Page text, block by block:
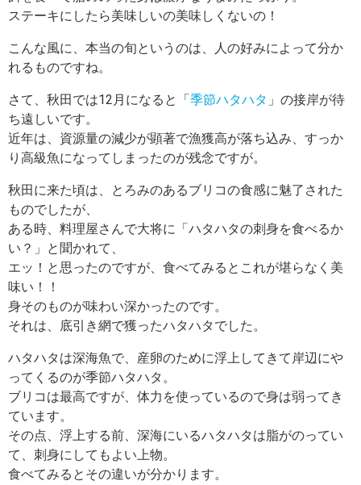
ステーキにしたら美味しいの美味しくないの！
こんな風に、本当の旬というのは、人の好みによって分か
れるものですね。
さて、秋田では12月になると「 季節ハタハタ 」の接岸が待
ち遠しいです。
近年は、資源量の減少が顕著で漁獲高が落ち込み、すっか
り高級魚になってしまったのが残念ですが。
秋田に来た頃は、とろみのあるブリコの食感に魅了された
ものでしたが、
ある時、料理屋さんで大将に「ハタハタの刺身を食べるか
い？」と聞かれて、
エッ！と思ったのですが、食べてみるとこれが堪らなく美
味い！！
身そのものが味わい深かったのです。
それは、底引き網で獲ったハタハタでした。
ハタハタは深海魚で、産卵のために浮上してきて岸辺にや
ってくるのが季節ハタハタ。
ブリコは最高ですが、体力を使っているので身は弱ってき
ています。
その点、浮上する前、深海にいるハタハタは脂がのってい
て、刺身にしてもよい上物。
食べてみるとその違いが分かります。